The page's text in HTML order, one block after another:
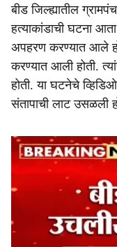
बीड जिल्ह्यातील
हत्याकांडाची घटना
अपहरण करण्यात आले
करण्यात आली होती.
होती. या घटनेचे
संतापाची लाट उसळली